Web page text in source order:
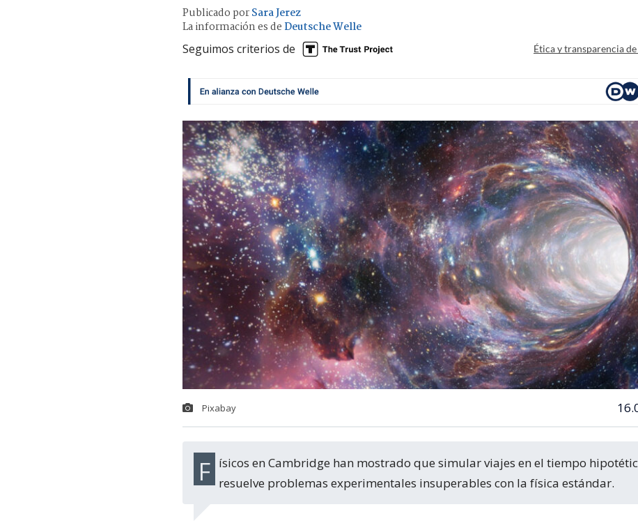
Publicado porSara Jerez
La información es de Deutsche Welle
Seguimos criterios de Ética y transparencia
Pixabay
Físicos en Cambridge han mostrado que simular viajes en el tiempo hipotéticos resuelve problemas experimentales insuperables con la física estándar.